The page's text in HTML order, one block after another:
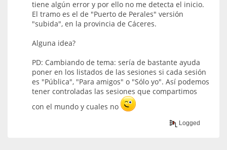
tiene algún error y por ello no me detecta el inicio.
El tramo es el de "Puerto de Perales" versión
"subida", en la provincia de Cáceres.
Alguna idea?
PD: Cambiando de tema: sería de bastante ayuda
poner en los listados de las sesiones si cada sesión
es "Pública", "Para amigos" o "Sólo yo". Así podemos
tener controladas las sesiones que compartimos
con el mundo y cuales no
Logged